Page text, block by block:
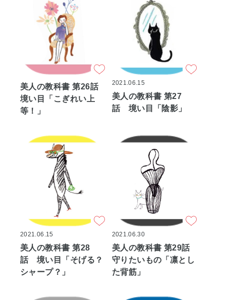
美人の教科書 第26話
境い目「こぎれい上
等！」
2021.06.15
美人の教科書 第27
話 境い目「陰影」
2021.06.15
美人の教科書 第28
話 境い目「そげる？
シャープ？」
2021.06.30
美人の教科書 第29話
守りたいもの「凛とし
た背筋」